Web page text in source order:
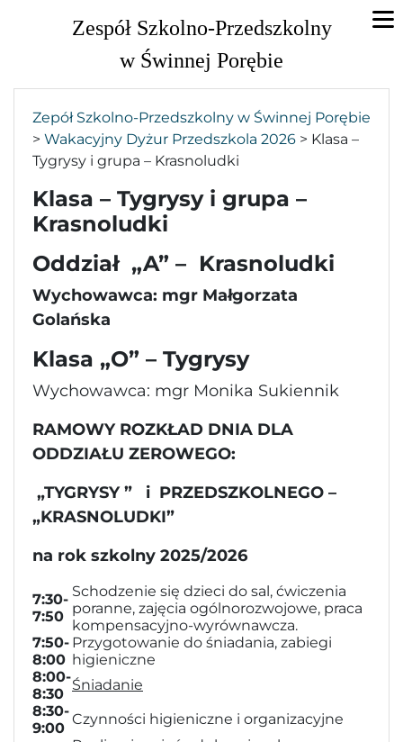
Zespół Szkolno-Przedszkolny
w Świnnej Porębie
Zepół Szkolno-Przedszkolny w Świnnej Porębie
> Wakacyjny Dyżur Przedszkola 2026 > Klasa –
Tygrysy i grupa – Krasnoludki
Klasa – Tygrysy i grupa –
Krasnoludki
Oddział „A” – Krasnoludki
Wychowawca: mgr Małgorzata
Golańska
Klasa „O” – Tygrysy
Wychowawca: mgr Monika Sukiennik
RAMOWY ROZKŁAD DNIA DLA
ODDZIAŁU ZEROWEGO:
„TYGRYSY ” i PRZEDSZKOLNEGO –
„KRASNOLUDKI”
na rok szkolny 2025/2026
7:30-
7:50
Schodzenie się dzieci do sal, ćwiczenia
poranne, zajęcia ogólnorozwojowe, praca
kompensacyjno-wyrównawcza.
7:50-
8:00
Przygotowanie do śniadania, zabiegi
higieniczne
8:00-
8:30
Śniadanie
8:30-
9:00
Czynności higieniczne i organizacyjne